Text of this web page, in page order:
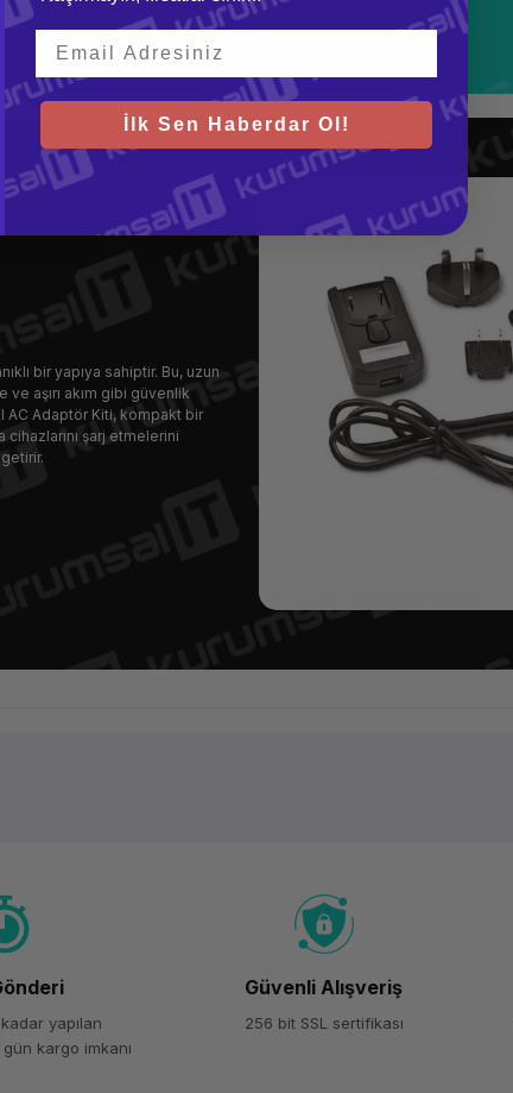
bir yapıya sahiptir. Bu, uzun
ve aşırı akım gibi güvenlik
AC Adaptör Kiti, kompakt bir
cihazlarını şarj etmelerini
yapılan
kargo imkanı
Güvenli Alışveriş
256 bit SSL sertifikası
İlk Sen Haberdar Ol!